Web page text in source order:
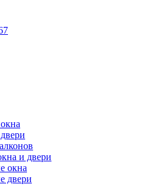
и двери
окна
двери